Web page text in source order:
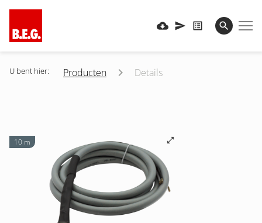
U bent hier: Producten Details
10 m